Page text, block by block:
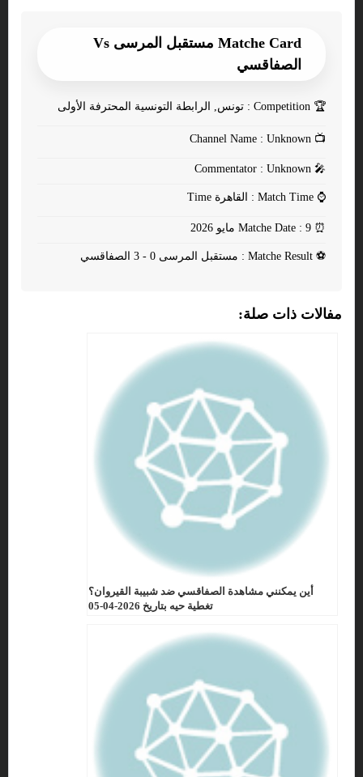
Matche Card مستقبل المرسى Vs
الصفاقسي
🏆
📺
🎤
⌚
⏰
⚽
مفالات ذات صلة:
أين يمكنني مشاهدة الصفاقسي ضد شبيبة القيروان؟
تغطية حيه بتاريخ 2026-04-05